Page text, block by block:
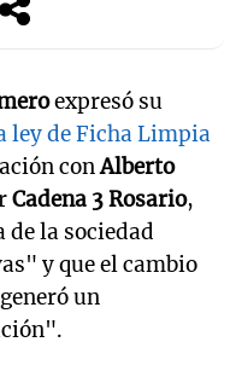
expresó su
ley de Ficha Limpia
conAlberto
Cadena 3 Rosario,
la sociedad
y que el cambio
un